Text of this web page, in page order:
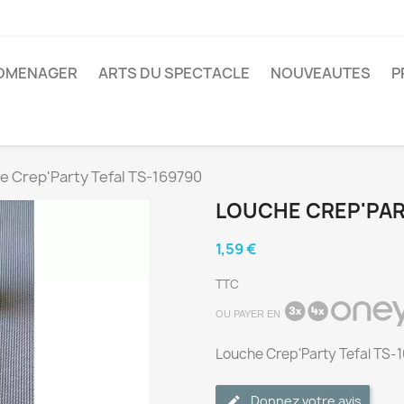
ARTS DU SPECTACLE NOUVEAUTES
Crep'Party Tefal TS-169790
LOUCHE
1,59 €
TTC
OU PAYER EN
Louche Crep'Party Tefal TS-